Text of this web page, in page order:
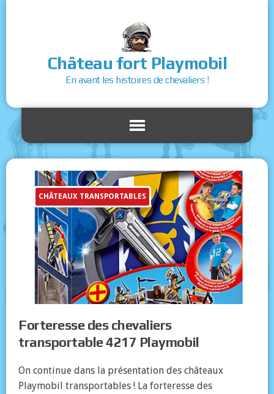
Château fort Playmobil
En avant les histoires de chevaliers !
CHÂTEAUX TRANSPORTABLES
Forteresse des chevaliers
transportable 4217 Playmobil
On continue dans la présentation des châteaux
Playmobil transportables ! La forteresse des